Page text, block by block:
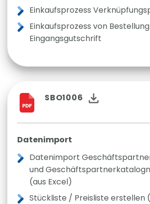
Einkaufsprozess
Einkaufsprozess von
Eingangsgutschrift
SBO1006
Datenimport
Datenimport
und
(aus Excel)
Stückliste / Preisliste erstellen